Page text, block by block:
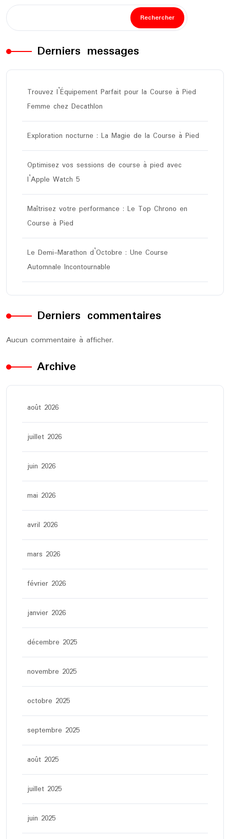
Rechercher
Derniers messages
Trouvez l’Équipement Parfait pour la Course à Pied
Femme chez Decathlon
Exploration nocturne : La Magie de la Course à Pied
Optimisez vos sessions de course à pied avec
l’Apple Watch 5
Maîtrisez votre performance : Le Top Chrono en
Course à Pied
Le Demi-Marathon d’Octobre : Une Course
Automnale Incontournable
Derniers commentaires
Aucun commentaire à afficher.
Archive
août 2026
juillet 2026
juin 2026
mai 2026
avril 2026
mars 2026
février 2026
janvier 2026
décembre 2025
novembre 2025
octobre 2025
septembre 2025
août 2025
juillet 2025
juin 2025